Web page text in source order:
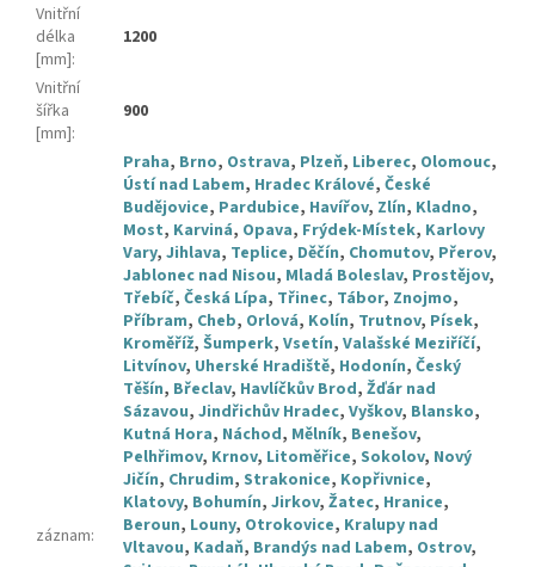
Vnitřní
délka
[mm]:
1200
Vnitřní
šířka
[mm]:
900
záznam:
Praha, Brno, Ostrava, Plzeň, Liberec, Olomouc,
Ústí nad Labem, Hradec Králové, České
Budějovice, Pardubice, Havířov, Zlín, Kladno,
Most, Karviná, Opava, Frýdek-Místek, Karlovy
Vary, Jihlava, Teplice, Děčín, Chomutov, Přerov,
Jablonec nad Nisou, Mladá Boleslav, Prostějov,
Třebíč, Česká Lípa, Třinec, Tábor, Znojmo,
Příbram, Cheb, Orlová, Kolín, Trutnov, Písek,
Kroměříž, Šumperk, Vsetín, Valašské Meziříčí,
Litvínov, Uherské Hradiště, Hodonín, Český
Těšín, Břeclav, Havlíčkův Brod, Žďár nad
Sázavou, Jindřichův Hradec, Vyškov, Blansko,
Kutná Hora, Náchod, Mělník, Benešov,
Pelhřimov, Krnov, Litoměřice, Sokolov, Nový
Jičín, Chrudim, Strakonice, Kopřivnice,
Klatovy, Bohumín, Jirkov, Žatec, Hranice,
Beroun, Louny, Otrokovice, Kralupy nad
Vltavou, Kadaň, Brandýs nad Labem, Ostrov,